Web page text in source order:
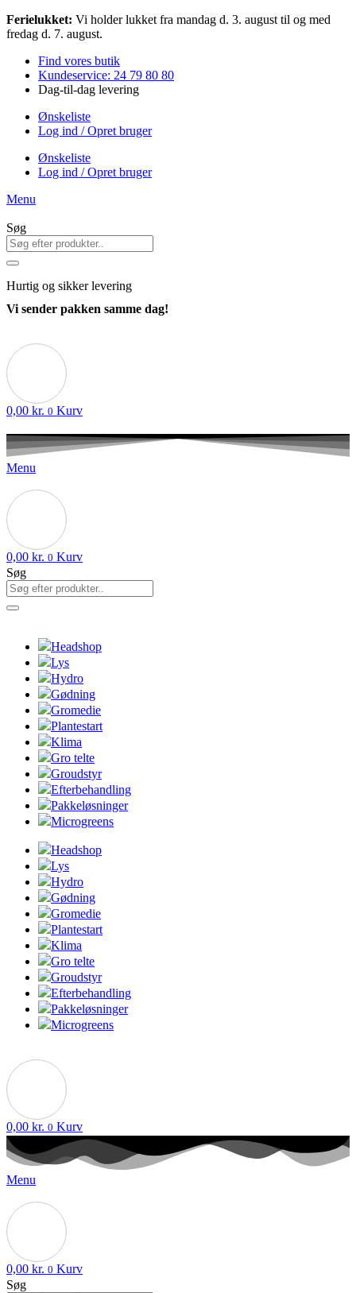
Videre
til
Ferielukket: Vi holder lukket fra mandag d. 3. august til og med
fredag d. 7. august.
Find vores butik
Kundeservice: 24 79 80 80
Dag-til-dag levering
Ønskeliste
Log ind / Opret bruger
Ønskeliste
Log ind / Opret bruger
Menu
Søg
Hurtig og sikker levering
Vi sender pakken samme dag!
0,00 kr. 0 Kurv
Menu
0,00 kr. 0 Kurv
Søg
Headshop
Lys
Hydro
Gødning
Gromedie
Plantestart
Klima
Gro telte
Groudstyr
Efterbehandling
Pakkeløsninger
Microgreens
Headshop
Lys
Hydro
Gødning
Gromedie
Plantestart
Klima
Gro telte
Groudstyr
Efterbehandling
Pakkeløsninger
Microgreens
0,00 kr. 0 Kurv
Menu
0,00 kr. 0 Kurv
Søg